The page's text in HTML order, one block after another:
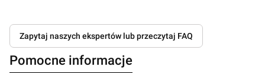
Zapytaj naszych ekspertów lub przeczytaj FAQ
Pomocne informacje